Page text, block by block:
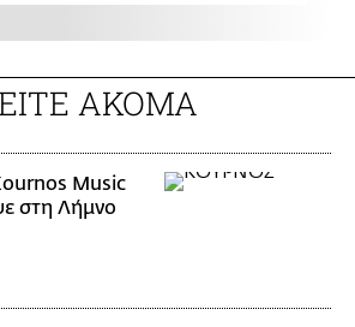
ΑΚΟΜΑ
Music
στη Λήμνο